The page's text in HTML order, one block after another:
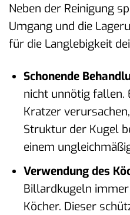
Neben der Reinigung
Umgang und die
für die Langlebigkeit
Schonende
nicht unnötig fallen.
Kratzer
Struktur der Kugel
einem
Verwendung des
Billardkugeln
Köcher. Dieser